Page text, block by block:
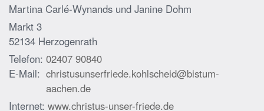
Martina Carlé-Wynands und Janine Dohm
Markt 3
52134 Herzogenrath
Telefon: 02407 90840
E-Mail: christusunserfriede.kohlscheid@bistum-
aachen.de
Internet: www.christus-unser-friede.de